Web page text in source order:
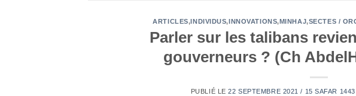
ARTICLES,INDIVIDUS,INNOVATIONS,MINHAJ,SECTES /
Parler sur les talibans
gouverneurs ? (Ch
PUBLIÉ LE22 SEPTEMBRE 2021 / 15 SAFAR 1443